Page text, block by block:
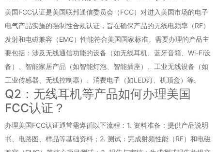
美国FCC认证是美国联邦通信委员会（FCC）对进入美国市场的电子
电气产品实施的强制性合规认证，旨在确保产品的无线电频率（RF）
发射和电磁兼容（EMC）性能符合美国国家标准。需要办理的产品主
要包括：涉及无线通信功能的设备（如无线耳机、蓝牙音箱、Wi-Fi设
备）、智能家居产品（如智能灯泡、智能插座）、工业无线设备（如
工业传感器、无线控制器）、消费电子（如LED灯、机顶盒）等。
Q2：无线耳机等产品如何办理美国
FCC认证？
办理美国FCC认证通常需遵循以下流程：1. 资料准备：提供产品说明
书、电路图、样品等基础资料；2. 测试：完成射频性能（RF）和电磁